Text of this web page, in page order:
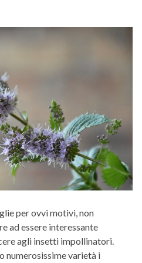
per ovvi motivi, non
ad essere interessante
agli insetti impollinatori.
numerosissime varietà i